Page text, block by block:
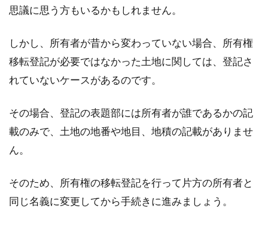
思議に思う方もいるかもしれません。
しかし、所有者が昔から変わっていない場合、所有権
移転登記が必要ではなかった土地に関しては、登記さ
れていないケースがあるのです。
その場合、登記の表題部には所有者が誰であるかの記
載のみで、土地の地番や地目、地積の記載がありませ
ん。
そのため、所有権の移転登記を行って片方の所有者と
同じ名義に変更してから手続きに進みましょう。